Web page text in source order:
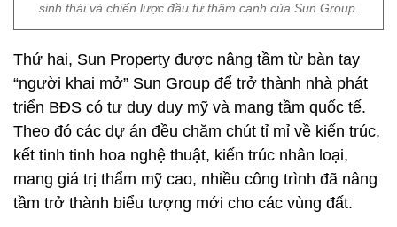
sinh thái và chiến lược đầu tư thâm canh của Sun Group.
Thứ hai, Sun Property được nâng tầm từ bàn tay
“người khai mở” Sun Group để trở thành nhà phát
triển BĐS có tư duy duy mỹ và mang tầm quốc tế.
Theo đó các dự án đều chăm chút tỉ mỉ về kiến trúc,
kết tinh tinh hoa nghệ thuật, kiến trúc nhân loại,
mang giá trị thẩm mỹ cao, nhiều công trình đã nâng
tầm trở thành biểu tượng mới cho các vùng đất.